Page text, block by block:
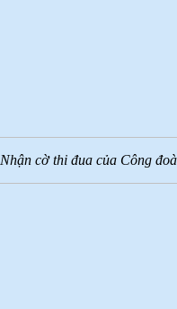
Nhận cờ thi đua của Công